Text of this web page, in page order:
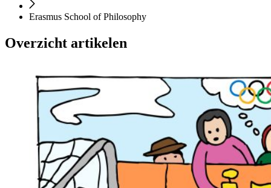
Erasmus School of Philosophy
Overzicht artikelen